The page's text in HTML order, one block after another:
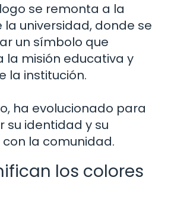
se remonta a la
universidad, donde se
un símbolo que
la misión educativa y
la institución.
ha evolucionado para
su identidad y su
la comunidad.
los colores